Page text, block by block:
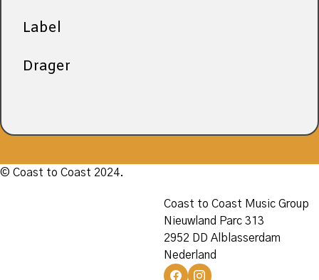
Label
Drager
© Coast to Coast 2024.
Coast to Coast Music Group
Nieuwland Parc 313
2952 DD Alblasserdam
Nederland